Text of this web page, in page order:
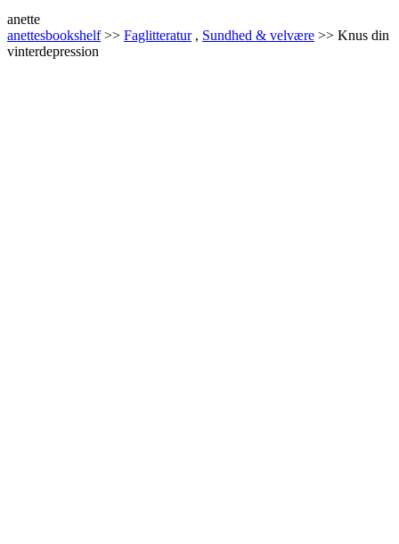
anette
anettesbookshelf>> Faglitteratur, Sundhed & velvære >> Knus din
vinterdepression